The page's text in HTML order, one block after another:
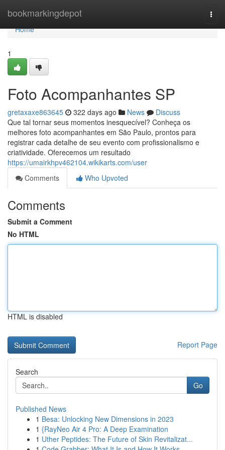
bookmarkingdepot
Home
Home
1
Foto Acompanhantes SP
gretaxaxe863645 322 days ago News
Discuss
Que tal tornar seus momentos inesquecível? Conheça os
melhores foto acompanhantes em São Paulo, prontos para
registrar cada detalhe de seu evento com profissionalismo e
criatividade. Oferecemos um resultado
https://umairkhpv462104.wikikarts.com/user
Comments
Who Upvoted
Comments
Submit a Comment
No HTML
HTML is disabled
Report Page
Search
Go
Published News
1 Besa: Unlocking New Dimensions in 2023
1 {RayNeo Air 4 Pro: A Deep Examination
1 Uther Peptides: The Future of Skin Revitalizat...